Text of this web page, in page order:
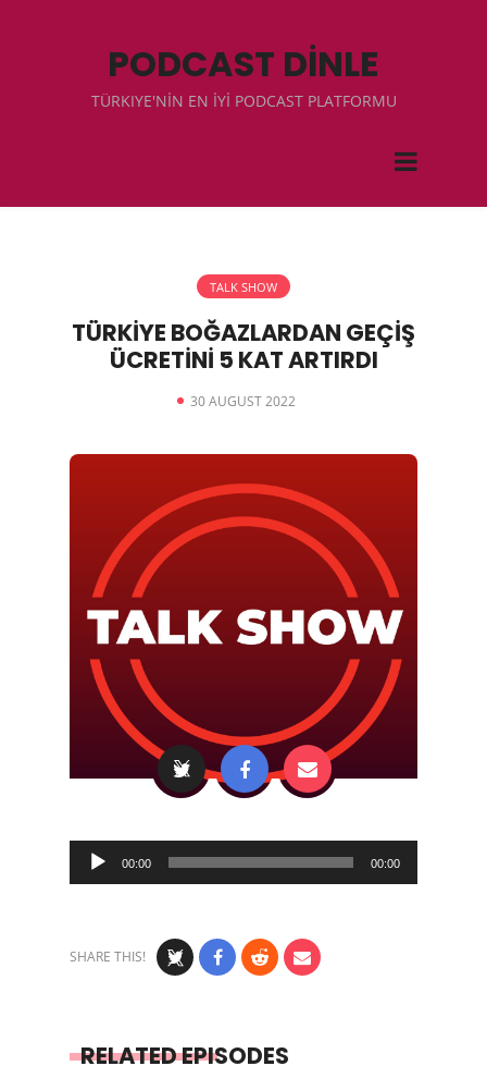
PODCAST DİNLE
TÜRKIYE'NİN EN İYİ PODCAST PLATFORMU
TALK SHOW
TÜRKİYE BOĞAZLARDAN GEÇİŞ
ÜCRETİNİ 5 KAT ARTIRDI
30 AUGUST 2022
Audio
Player
00:00 00:00
SHARE THIS!
RELATED EPISODES